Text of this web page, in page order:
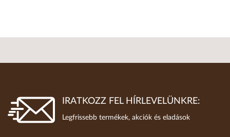
IRATKOZZ FEL HÍRLEVELÜNKRE:
Legfrissebb termékek, akciók és eladások